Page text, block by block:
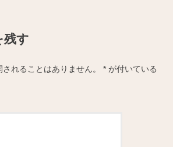
残す
れることはありません。 * が付いている